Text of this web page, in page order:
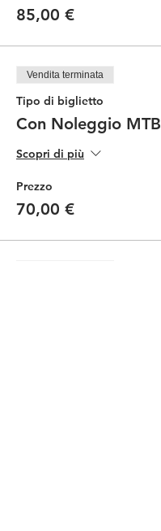
85,00 €
Vendita terminata
Tipo di biglietto
Con Noleggio MTB
Scopri di più
Prezzo
70,00 €